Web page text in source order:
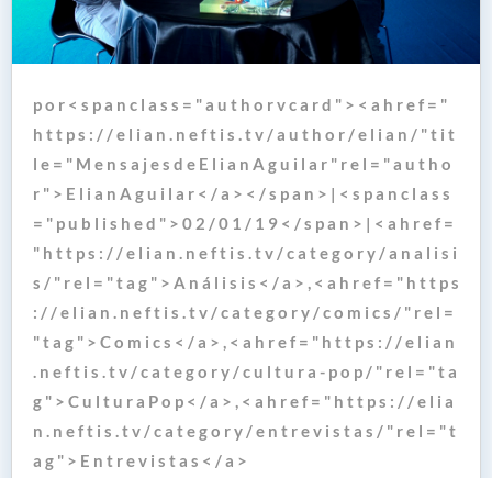
p o r < s p a n c l a s s = " a u t h o r v c a r d " > < a h r e f = "
h t t p s : / / e l i a n . n e f t i s . t v / a u t h o r / e l i a n / " t i t
l e = " M e n s a j e s d e E l i a n A g u i l a r " r e l = " a u t h o
r " > E l i a n A g u i l a r < / a > < / s p a n > | < s p a n c l a s s
= " p u b l i s h e d " > 0 2 / 0 1 / 1 9 < / s p a n > | < a h r e f =
" h t t p s : / / e l i a n . n e f t i s . t v / c a t e g o r y / a n a l i s i
s / " r e l = " t a g " > A n á l i s i s < / a > , < a h r e f = " h t t p s
: / / e l i a n . n e f t i s . t v / c a t e g o r y / c o m i c s / " r e l =
" t a g " > C o m i c s < / a > , < a h r e f = " h t t p s : / / e l i a n
. n e f t i s . t v / c a t e g o r y / c u l t u r a - p o p / " r e l = " t a
g " > C u l t u r a P o p < / a > , < a h r e f = " h t t p s : / / e l i a
n . n e f t i s . t v / c a t e g o r y / e n t r e v i s t a s / " r e l = " t
a g " > E n t r e v i s t a s < / a >